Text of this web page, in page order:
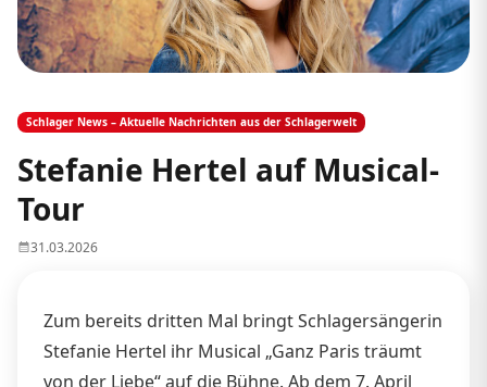
Schlager News – Aktuelle Nachrichten aus der Schlagerwelt
Stefanie Hertel auf Musical-
Tour
31.03.2026
Zum bereits dritten Mal bringt Schlagersängerin
Stefanie Hertel ihr Musical „Ganz Paris träumt
von der Liebe“ auf die Bühne. Ab dem 7. April